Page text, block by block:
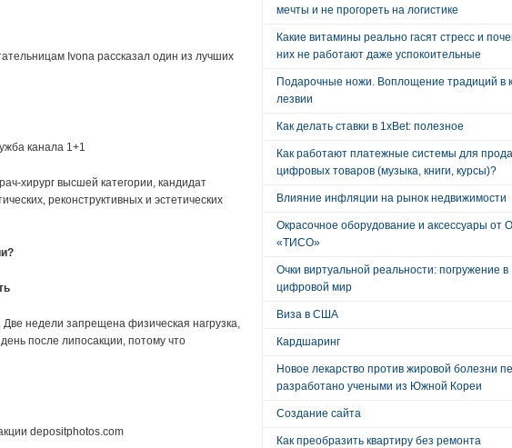
Ivona рассказал один из лучших
канала 1+1
хирург высшей категории, кандидат
реконструктивных и эстетических
недели запрещена физическая нагрузка,
после липосакции, потому что
depositphotos.com
мечты и не прогореть на логистике
Какие витамины реально гасят стресс и
них не работают даже успокоительные
Подарочные ножи. Воплощение традиций в
лезвии
Как делать ставки в 1xBet: полезное
Как работают платежные системы для
цифровых товаров (музыка, книги, курсы)?
Влияние инфляции на рынок недвижимости
Окрасочное оборудование и аксессуары от
«ТИСО»
Очки виртуальной реальности: погружение в
цифровой мир
Виза в США
Кардшаринг
Новое лекарство против жировой болезни
разработано учеными из Южной Кореи
Создание сайта
Как преобразить квартиру без ремонта